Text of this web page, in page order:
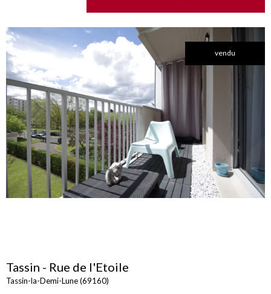
vendu
Tassin - Rue de l'Etoile
Tassin-la-Demi-Lune (69160)